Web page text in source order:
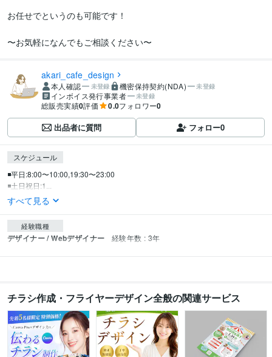
お任せでというのも可能です！
〜お気軽になんでもご相談ください〜
akari_cafe_design
本人確認 未登録 機密保持契約(NDA) 未登録
インボイス発行事業者 未登録
総販売実績0評価 0.0フォロワー0
出品者に質問 フォロー0
スケジュール
◾️平日:8:00〜10:00,19:30〜23:00
◾️土日祝日:1...
すべて見る
経験職種
デザイナー / Webデザイナー 経験年数 : 3年
チラシ作成・フライヤーデザイン全般の関連サービス